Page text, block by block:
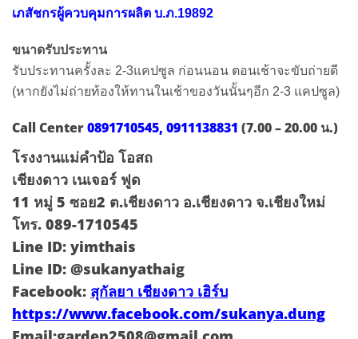
เภสัชกรผู้ควบคุมการผลิต บ.ภ.19892
ขนาดรับประทาน
รับประทานครั้งละ 2-3แคปซูล ก่อนนอน ตอนเช้าจะขับถ่ายดี
(หากยังไม่ถ่ายท้องให้ทานในเช้าของวันนั้นๆอีก 2-3 แคปซูล)
Call Center0891710545, 0911138831 (7.00 – 20.00 น.)
โรงงานแม่คำป้อ โอสถ
เชียงดาว เนเจอร์ ฟูด
11 หมู่ 5 ซอย2 ต.เชียงดาว อ.เชียงดาว จ.เชียงใหม่
โทร. 089-1710545
Line ID: yimthais
Line ID: @sukanyathaig
Facebook: สุกัลยา เชียงดาว เฮิร์บ
https://www.facebook.com/sukanya.dung